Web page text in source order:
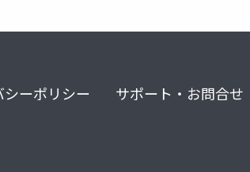
シーポリシー サポート・お問合せ